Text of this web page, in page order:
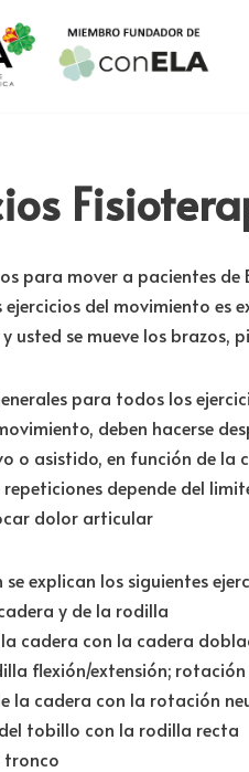
para mover a pacientes de
ejercicios del movimiento
usted se mueve los brazos,
para todos los
deben hacerse
o asistido, en función de la
repeticiones depende del
dolor articular
explican los siguientes
y de la rodilla
cadera con la cadera
flexión/extensión;
la cadera con la rotación
tobillo con la rodilla recta
tronco